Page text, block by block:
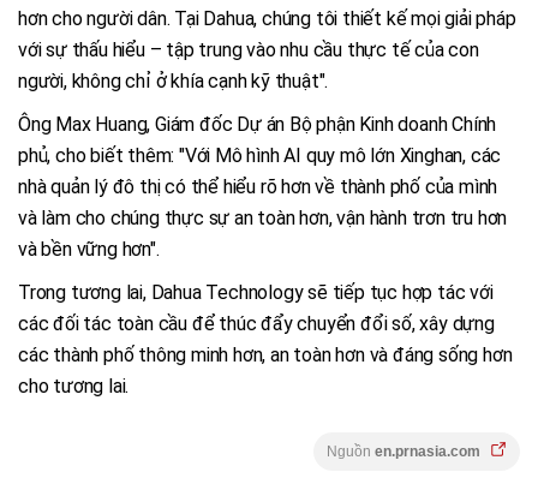
hơn cho người dân. Tại Dahua, chúng tôi thiết kế mọi giải pháp
với sự thấu hiểu – tập trung vào nhu cầu thực tế của con
người, không chỉ ở khía cạnh kỹ thuật".
Ông Max Huang, Giám đốc Dự án Bộ phận Kinh doanh Chính
phủ, cho biết thêm: "Với Mô hình AI quy mô lớn Xinghan, các
nhà quản lý đô thị có thể hiểu rõ hơn về thành phố của mình
và làm cho chúng thực sự an toàn hơn, vận hành trơn tru hơn
và bền vững hơn".
Trong tương lai, Dahua Technology sẽ tiếp tục hợp tác với
các đối tác toàn cầu để thúc đẩy chuyển đổi số, xây dựng
các thành phố thông minh hơn, an toàn hơn và đáng sống hơn
cho tương lai.
Nguồn en.prnasia.com